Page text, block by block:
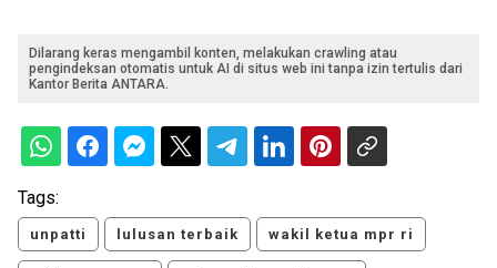
Dilarang keras mengambil konten, melakukan crawling atau
pengindeksan otomatis untuk AI di situs web ini tanpa izin tertulis dari
Kantor Berita ANTARA.
Tags:
unpatti lulusan terbaik wakil ketua mpr ri